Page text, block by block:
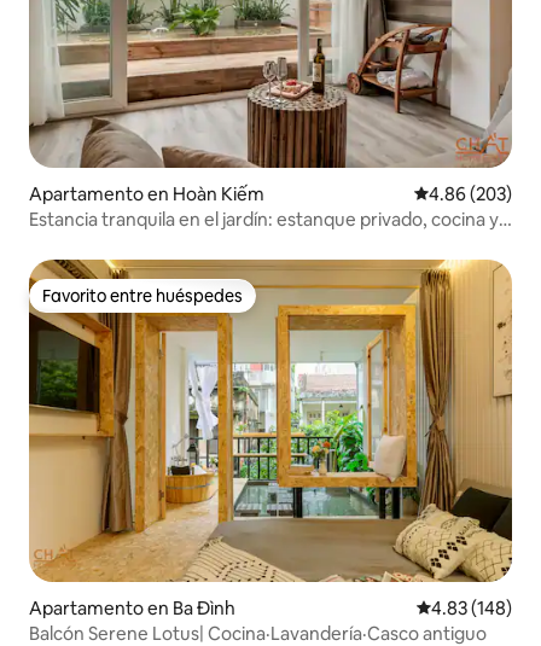
Apartamento en Hoàn Kiếm Calificación
4.86 (203)
Estancia tranquila en el jardín: estanque privado, cocina y
Favorito entre huéspedes
Favorito entre huéspedes
Apartamento en Ba Đình Calificación
4.83 (148)
Balcón Serene Lotus| Cocina·Lavandería·Casco antiguo